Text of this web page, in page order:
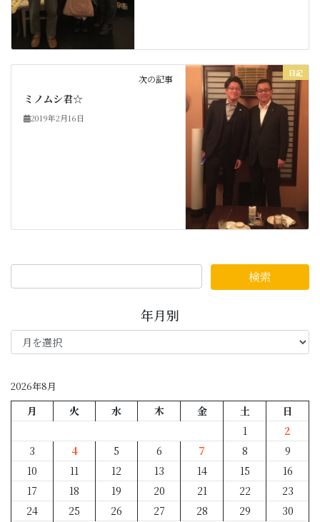
日記
次の記事
ミノムシ君☆
2019年2月16日
年月別
年
月
2026年8月
月 火 水 木 金 土
日
1
2
3
4 5 6 7 8
9
10
11 12 13 14 15
16
17
18 19 20 21 22
23
24
25 26 27 28 29
30